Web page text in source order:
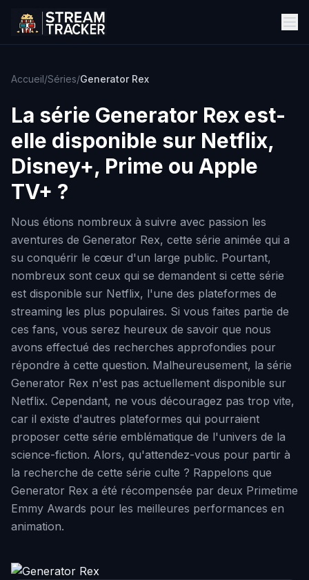
Accueil/Séries/Generator Rex
La série Generator Rex est-
elle disponible sur Netflix,
Disney+, Prime ou Apple
TV+ ?
Nous étions nombreux à suivre avec passion les
aventures de Generator Rex, cette série animée qui a
su conquérir le cœur d'un large public. Pourtant,
nombreux sont ceux qui se demandent si cette série
est disponible sur Netflix, l'une des plateformes de
streaming les plus populaires. Si vous faites partie de
ces fans, vous serez heureux de savoir que nous
avons effectué des recherches approfondies pour
répondre à cette question. Malheureusement, la série
Generator Rex n'est pas actuellement disponible sur
Netflix. Cependant, ne vous découragez pas trop vite,
car il existe d'autres plateformes qui pourraient
proposer cette série emblématique de l'univers de la
science-fiction. Alors, qu'attendez-vous pour partir à
la recherche de cette série culte ? Rappelons que
Generator Rex a été récompensée par deux Primetime
Emmy Awards pour les meilleures performances en
animation.